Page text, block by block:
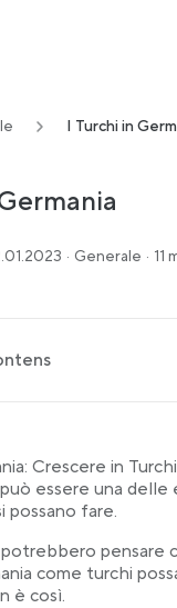
I Turchi in
· Generale · 11
Stato tedesco
Muro di Berlino e la
tedesca per i residenti
per i turchi in
dalla diaspora
Crescere in
essere una delle
possano fare.
pensare
come turchi
è così.